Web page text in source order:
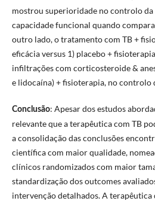
mostrou superioridade no controlo
capacidade funcional quando
outro lado, o tratamento com TB +
eficácia versus 1) placebo +
infiltrações com corticosteroide &
e lidocaína) + fisioterapia, no controlo
Conclusão: Apesar dos estudos
relevante que a terapêutica com TB
a consolidação das conclusões
científica com maior qualidade,
clínicos randomizados com maior
standardização dos outcomes
intervenção detalhados. A terapêutica